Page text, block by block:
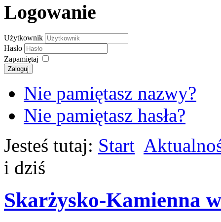
Logowanie
Użytkownik
Hasło
Zapamiętaj
Zaloguj
Nie pamiętasz nazwy?
Nie pamiętasz hasła?
Jesteś tutaj: Start
i dziś
Skarżysko-Kamienna